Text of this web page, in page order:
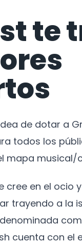
te
de dotar a
todos los
mapa musical/
cree en el ocio
trayendo a la
cuenta con el